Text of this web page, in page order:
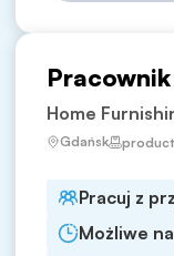
Home
Gdańsk
Pracuj z
Możliwe